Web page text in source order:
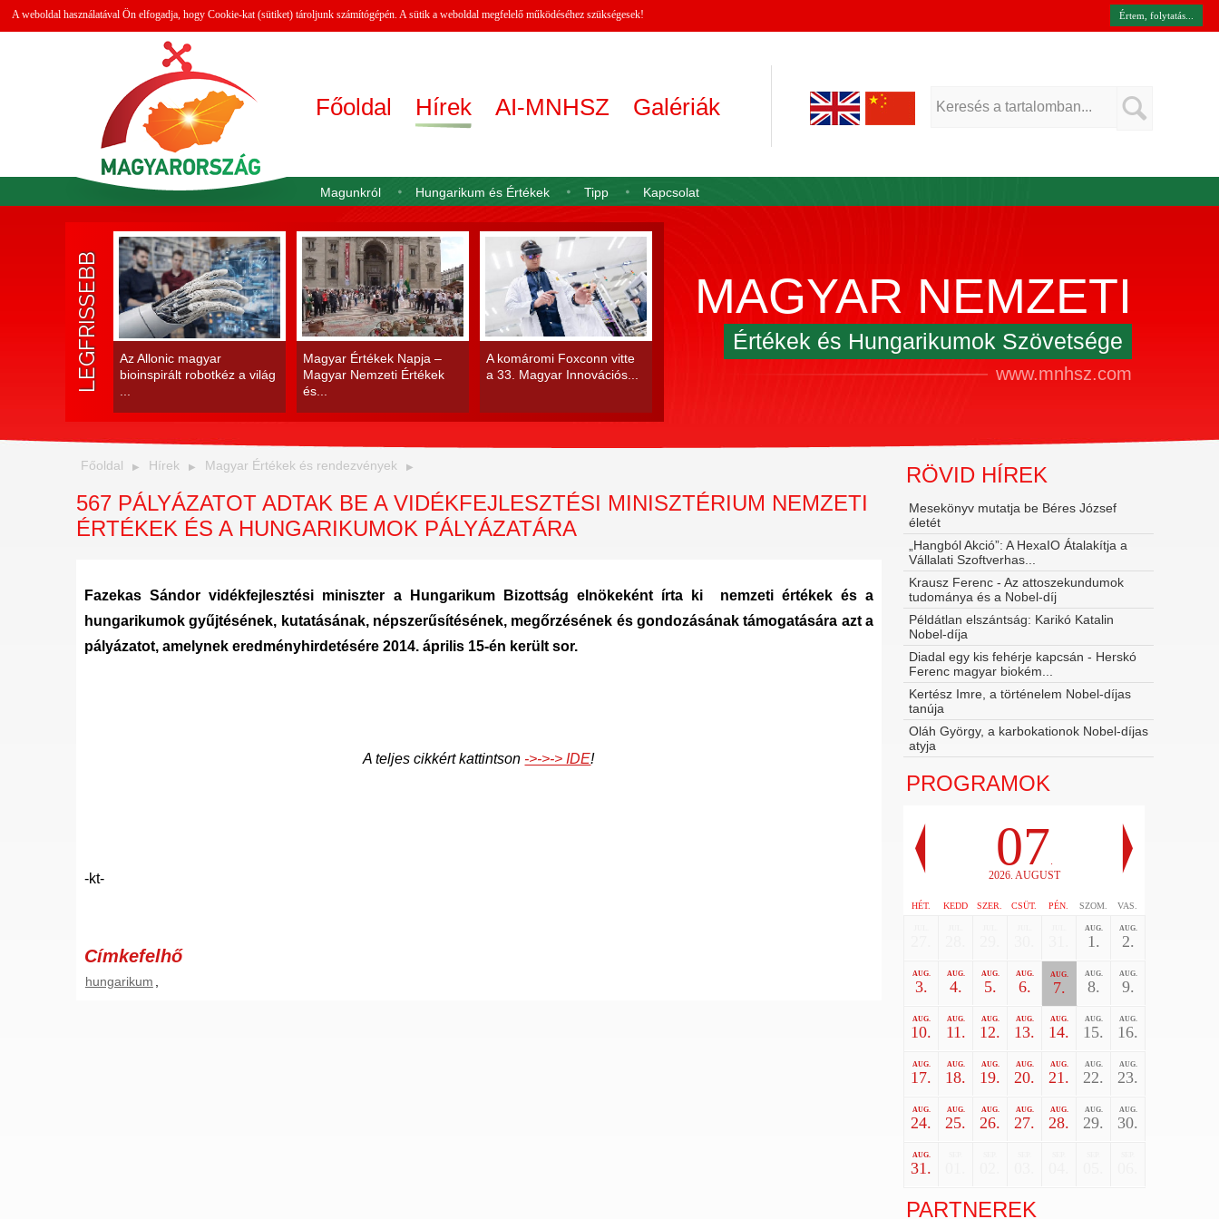
A weboldal használatával Ön elfogadja, hogy Cookie-kat (sütiket) tároljunk számítógépén. A sütik a weboldal megfelelő működéséhez szükségesek! Értem, folytatás...
Főoldal Hírek AI-MNHSZ Galériák
Magunkról Hungarikum és Értékek Tipp Kapcsolat
LEGFRISSEBB
Az Allonic magyar
bioinspirált robotkéz a világ
Magyar Értékek Napja –
Magyar Nemzeti Értékek
és...
A komáromi Foxconn vitte
a 33. Magyar Innovációs...
MAGYAR NEMZETI
Értékek és Hungarikumok Szövetsége
www.mnhsz.com
Főoldal Hírek Magyar Értékek és rendezvények
567 PÁLYÁZATOT ADTAK BE A VIDÉKFEJLESZTÉSI MINISZTÉRIUM NEMZETI
ÉRTÉKEK ÉS A HUNGARIKUMOK PÁLYÁZATÁRA
Fazekas Sándor vidékfejlesztési miniszter a Hungarikum Bizottság elnökeként írta ki nemzeti értékek és a
hungarikumok gyűjtésének, kutatásának, népszerűsítésének, megőrzésének és gondozásának támogatására azt a
pályázatot, amelynek eredményhirdetésére 2014. április 15-én került sor.
A teljes cikkért kattintson ->->-> IDE!
-kt-
Címkefelhő
hungarikum
RÖVID HÍREK
Mesekönyv mutatja be Béres József
életét
„Hangból Akció”: A HexaIO Átalakítja a
Vállalati Szoftverhas...
Krausz Ferenc - Az attoszekundumok
tudománya és a Nobel‑díj
Példátlan elszántság: Karikó Katalin
Nobel-díja
Diadal egy kis fehérje kapcsán - Herskó
Ferenc magyar biokém...
Kertész Imre, a történelem Nobel-díjas
tanúja
Oláh György, a karbokationok Nobel-díjas
atyja
PROGRAMOK
07.
2026. AUGUST
HÉT. KEDD SZER. CSÜT. PÉN. SZOM. VAS.
AUG.
1.
AUG.
2.
AUG.
3.
AUG.
4.
AUG.
5.
AUG.
6.
AUG.
7.
AUG.
8.
AUG.
9.
AUG.
10.
AUG.
11.
AUG.
12.
AUG.
13.
AUG.
14.
AUG.
15.
AUG.
16.
AUG.
17.
AUG.
18.
AUG.
19.
AUG.
20.
AUG.
21.
AUG.
22.
AUG.
23.
AUG.
24.
AUG.
25.
AUG.
26.
AUG.
27.
AUG.
28.
AUG.
29.
AUG.
30.
AUG.
31.
PARTNEREK